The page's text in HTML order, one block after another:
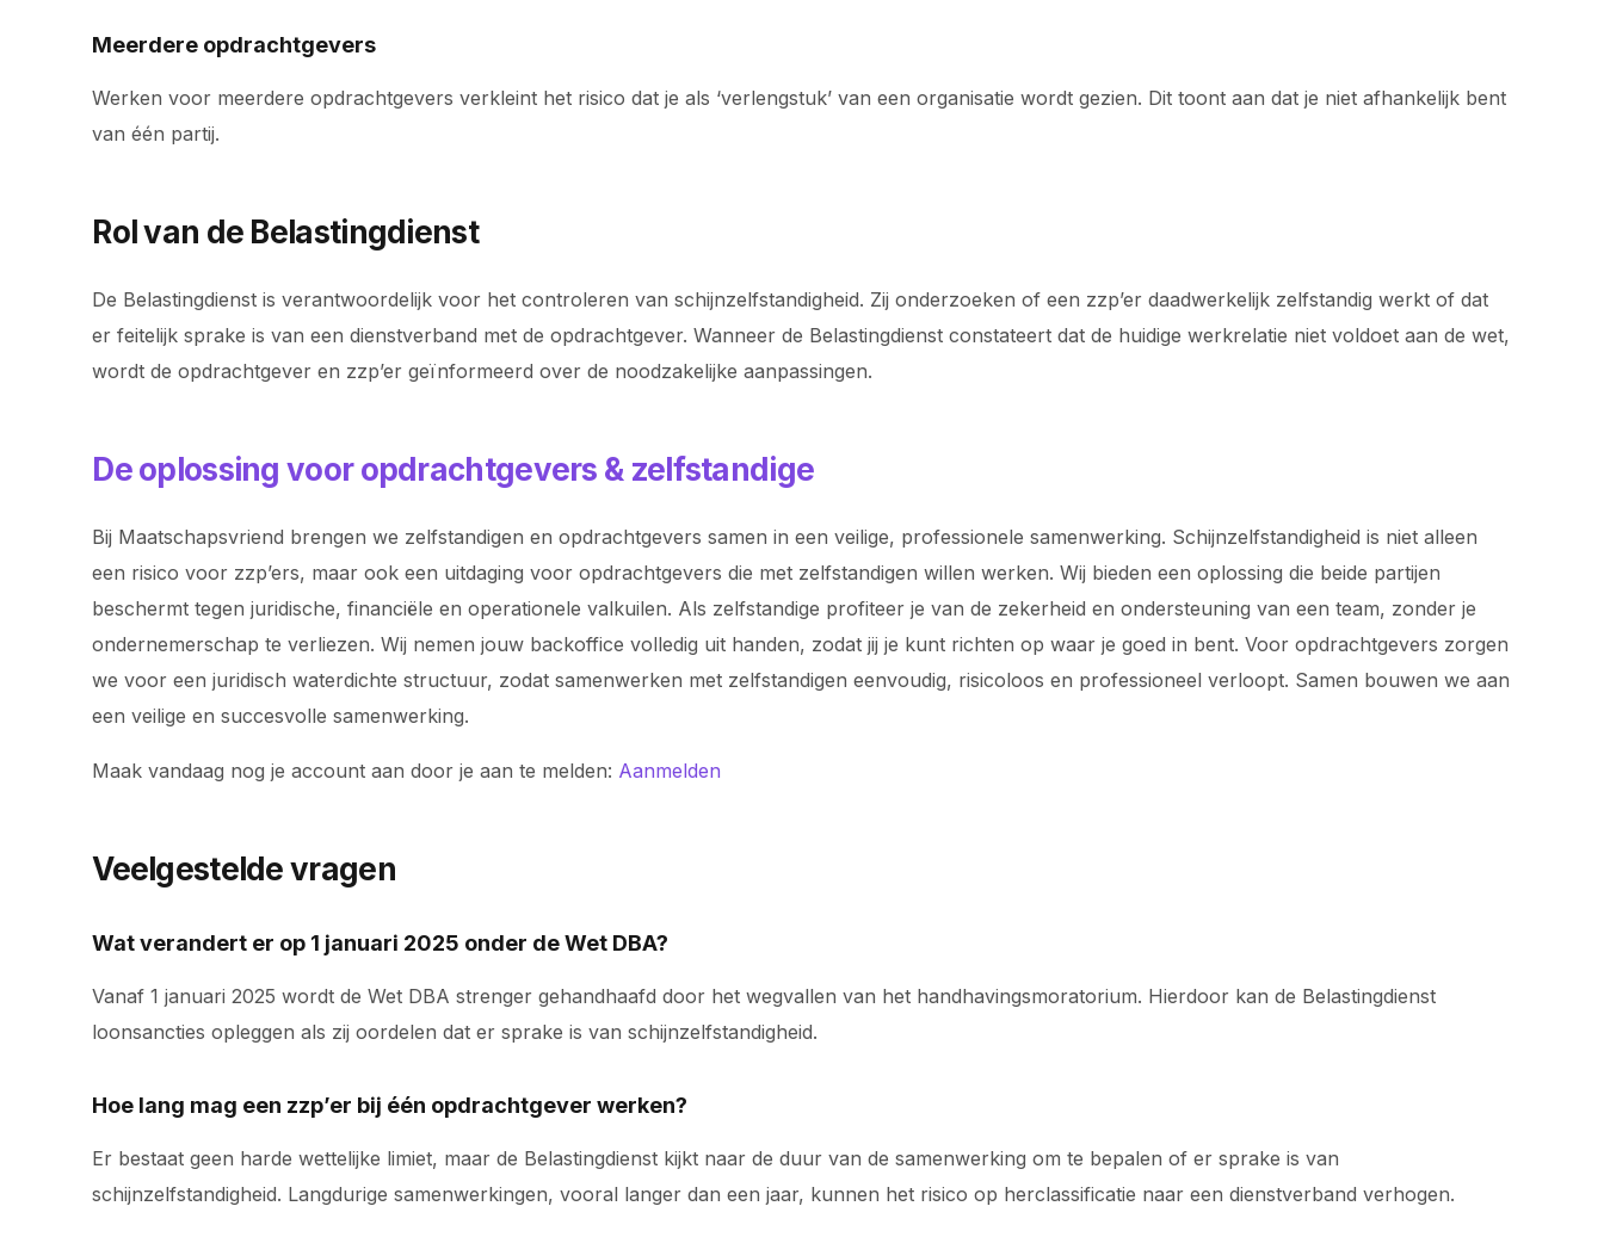
Meerdere opdrachtgevers
Werken voor meerdere opdrachtgevers verkleint het risico dat je als ‘verlengstuk’ van een organisatie wordt gezien. Dit toont aan dat je niet afhankelijk bent
van één partij.
Rol van de Belastingdienst
De Belastingdienst is verantwoordelijk voor het controleren van schijnzelfstandigheid. Zij onderzoeken of een zzp’er daadwerkelijk zelfstandig werkt of dat
er feitelijk sprake is van een dienstverband met de opdrachtgever. Wanneer de Belastingdienst constateert dat de huidige werkrelatie niet voldoet aan de wet,
wordt de opdrachtgever en zzp’er geïnformeerd over de noodzakelijke aanpassingen.
De oplossing voor opdrachtgevers & zelfstandige
Bij Maatschapsvriend brengen we zelfstandigen en opdrachtgevers samen in een veilige, professionele samenwerking. Schijnzelfstandigheid is niet alleen
een risico voor zzp’ers, maar ook een uitdaging voor opdrachtgevers die met zelfstandigen willen werken. Wij bieden een oplossing die beide partijen
beschermt tegen juridische, financiële en operationele valkuilen. Als zelfstandige profiteer je van de zekerheid en ondersteuning van een team, zonder je
ondernemerschap te verliezen. Wij nemen jouw backoffice volledig uit handen, zodat jij je kunt richten op waar je goed in bent. Voor opdrachtgevers zorgen
we voor een juridisch waterdichte structuur, zodat samenwerken met zelfstandigen eenvoudig, risicoloos en professioneel verloopt. Samen bouwen we aan
een veilige en succesvolle samenwerking.
Maak vandaag nog je account aan door je aan te melden: Aanmelden
Veelgestelde vragen
Wat verandert er op 1 januari 2025 onder de Wet DBA?
Vanaf 1 januari 2025 wordt de Wet DBA strenger gehandhaafd door het wegvallen van het handhavingsmoratorium. Hierdoor kan de Belastingdienst
loonsancties opleggen als zij oordelen dat er sprake is van schijnzelfstandigheid.
Hoe lang mag een zzp’er bij één opdrachtgever werken?
Er bestaat geen harde wettelijke limiet, maar de Belastingdienst kijkt naar de duur van de samenwerking om te bepalen of er sprake is van
schijnzelfstandigheid. Langdurige samenwerkingen, vooral langer dan een jaar, kunnen het risico op herclassificatie naar een dienstverband verhogen.